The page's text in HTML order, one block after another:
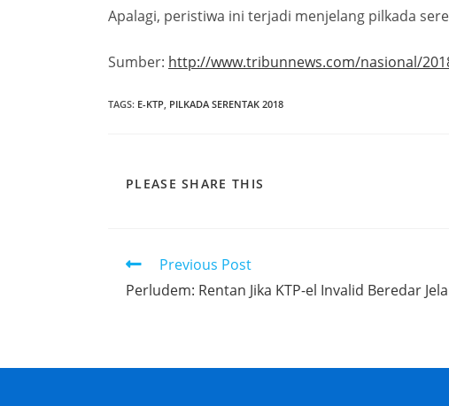
Apalagi, peristiwa ini terjadi menjelang pilkada
Sumber: http://www.tribunnews.com/nasional/
TAGS: E-KTP PILKADA SERENTAK 2018
PLEASE SHARE THIS
Previous Post
Perludem: Rentan Jika KTP-el Invalid Beredar